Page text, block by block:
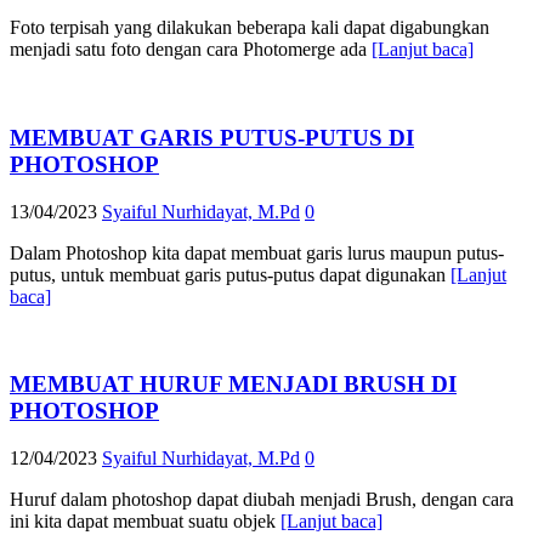
Foto terpisah yang dilakukan beberapa kali dapat digabungkan
menjadi satu foto dengan cara Photomerge ada [Lanjut baca]
MEMBUAT GARIS PUTUS-PUTUS DI
PHOTOSHOP
13/04/2023 Syaiful Nurhidayat, M.Pd 0
Dalam Photoshop kita dapat membuat garis lurus maupun putus-
putus, untuk membuat garis putus-putus dapat digunakan [Lanjut
baca]
MEMBUAT HURUF MENJADI BRUSH DI
PHOTOSHOP
12/04/2023 Syaiful Nurhidayat, M.Pd 0
Huruf dalam photoshop dapat diubah menjadi Brush, dengan cara
ini kita dapat membuat suatu objek [Lanjut baca]